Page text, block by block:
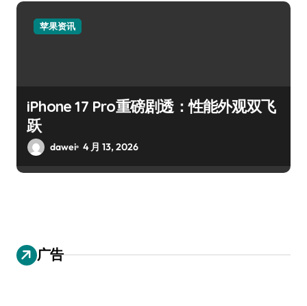
苹果资讯
iPhone 17 Pro重磅剧透：性能外观双飞
跃
dawei 4 月 13, 2026
广告